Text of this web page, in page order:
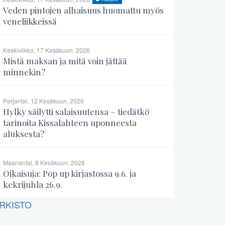
Veden pintojen alhaisuus huomattu myös
veneliikkeissä
Keskiviikko, 17 Kesäkuun, 2026
Mistä maksan ja mitä voin jättää
minnekin?
Perjantai, 12 Kesäkuun, 2026
Hylky säilytti salaisuutensa – tiedätkö
tarinoita Kissalahteen uponneesta
aluksesta?
Maanantai, 8 Kesäkuun, 2026
Oikaisuja: Pop up kirjastossa 9.6. ja
kekrijuhla 26.9.